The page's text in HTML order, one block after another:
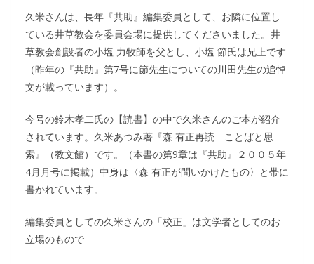
久米さんは、長年『共助』編集委員として、お隣に位置し
ている井草教会を委員会場に提供してくださいました。井
草教会創設者の小塩 力牧師を父とし、小塩 節氏は兄上です
（昨年の『共助』第7号に節先生についての川田先生の追悼
文が載っています）。
今号の鈴木孝二氏の【読書】の中で久米さんのご本が紹介
されています。久米あつみ著『森 有正再読 ことばと思
索』（教文館）です。（本書の第9章は『共助』２００５年
4月月号に掲載）中身は〈森 有正が問いかけたもの〉と帯に
書かれています。
編集委員としての久米さんの「校正」は文学者としてのお
立場のもので